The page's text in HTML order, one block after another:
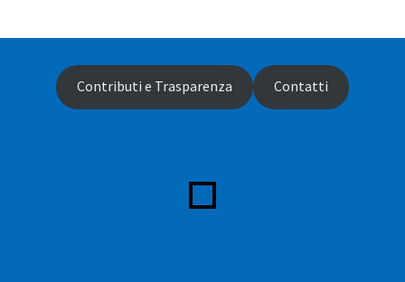
Contributi e Trasparenza Contatti